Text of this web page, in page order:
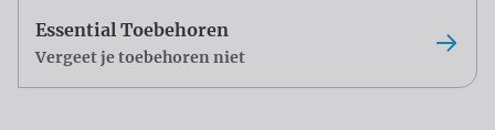
Essential Toebehoren
Vergeet je toebehoren niet